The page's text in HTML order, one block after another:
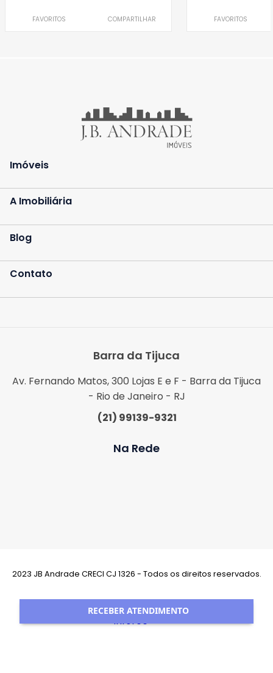
RECEBER ATENDIMENTO
FAVORITOS COMPARTILHAR FAVORITOS
Imóveis
A Imobiliária
Blog
Contato
Barra da Tijuca
Av. Fernando Matos, 300 Lojas E e F - Barra da Tijuca
- Rio de Janeiro - RJ
(21) 99139-9321
Na Rede
2023 JB Andrade CRECI CJ 1326 - Todos os direitos reservados.